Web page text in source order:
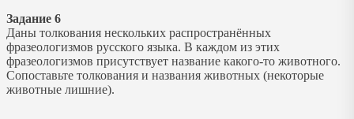
Задание 6
Даны толкования нескольких распространённых
фразеологизмов русского языка. В каждом из этих
фразеологизмов присутствует название какого-то животного.
Сопоставьте толкования и названия животных (некоторые
животные лишние).